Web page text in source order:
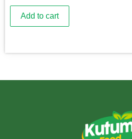
Add to cart